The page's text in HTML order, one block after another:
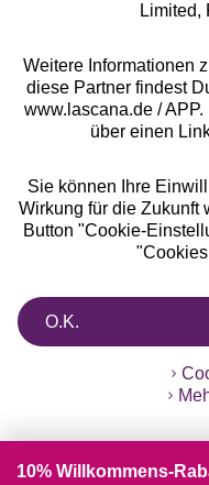
Limited,
Weitere Informationen
diese Partner findest
www.lascana.de /
über einen
Sie können Ihre
Wirkung für die Zukunft
Button "Cookie-
O.K.
10% Willkommens-